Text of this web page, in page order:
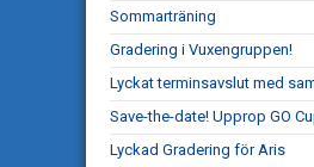
Sommarträning
Gradering i Vuxengruppen!
Lyckat terminsavslut med
Save-the-date! Upprop GO
Lyckad Gradering för Aris